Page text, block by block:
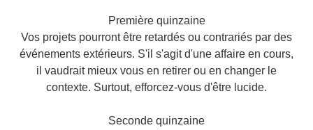
Première quinzaine
Vos projets pourront être retardés ou contrariés par des
événements extérieurs. S'il s'agit d'une affaire en cours,
il vaudrait mieux vous en retirer ou en changer le
contexte. Surtout, efforcez-vous d'être lucide.
Seconde quinzaine